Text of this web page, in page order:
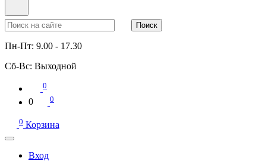
Поиск
Пн-Пт: 9.00 - 17.30
Сб-Вс: Выходной
0
0 0
0 Корзина
Вход